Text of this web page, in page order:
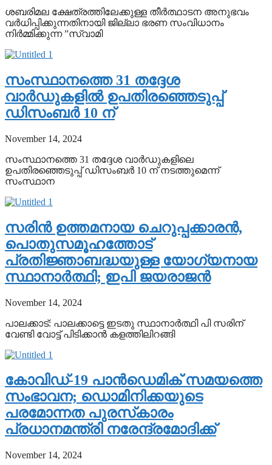
ശബരിമല ക്ഷേത്രത്തിലേക്കുള്ള തീര്‍ത്ഥാടന അനുഭവം
വര്‍ധിപ്പിക്കുന്നതിനായി ജില്ലാ ഭരണ സംവിധാനം
നിര്‍മ്മിക്കുന്ന ”സ്വാമി
സംസ്ഥാനത്തെ 31 തദ്ദേശ
വാര്‍ഡുകളില്‍ ഉപതിരഞ്ഞെടുപ്പ്
ഡിസംബര്‍ 10 ന്
November 14, 2024
സംസ്ഥാനത്തെ 31 തദ്ദേശ വാര്‍ഡുകളിലെ
ഉപതിരഞ്ഞെടുപ്പ് ഡിസംബര്‍ 10 ന് നടത്തുമെന്ന്
സംസ്ഥാന
സരിന്‍ ഉത്തമനായ ചെറുപ്പക്കാരന്‍,
പൊതുസമൂഹത്തോട്
പ്രതിജ്ഞാബദ്ധയുള്ള യോഗ്യനായ
സ്ഥാനാര്‍ത്ഥി; ഇപി ജയരാജന്‍
November 14, 2024
പാലക്കാട്: പാലക്കാട്ടെ ഇടതു സ്ഥാനാര്‍ത്ഥി പി സരിന്
വേണ്ടി വോട്ട് പിടിക്കാന്‍ കളത്തിലിറങ്ങി
കോവിഡ്-19 പാന്‍ഡെമിക് സമയത്തെ
സംഭാവന; ഡൊമിനിക്കയുടെ
പരമോന്നത പുരസ്‌കാരം
പ്രധാനമന്ത്രി നരേന്ദ്രമോദിക്ക്
November 14, 2024